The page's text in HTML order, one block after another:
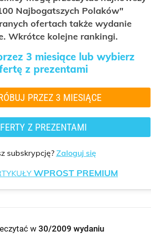
Najbogatszych Polaków"
ofertach także wydanie
Wkrótce kolejne rankingi.
3 miesiące lub wybierz
z prezentami
PRZEZ 3 MIESIĄCE
Z PREZENTAMI
subskrypcję? Zaloguj się
WPROST PREMIUM
w 30/2009 wydaniu